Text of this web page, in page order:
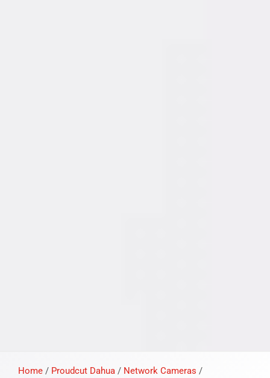
Home / Proudcut Dahua / Network Cameras /